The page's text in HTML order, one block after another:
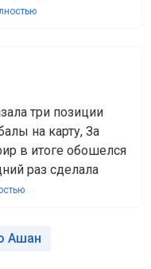
три позиции
на карту, За
в итоге обошелся
раз сделала
Ашан